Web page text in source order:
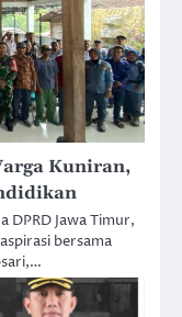
Kuniran,
DPRD Jawa Timur,
bersama